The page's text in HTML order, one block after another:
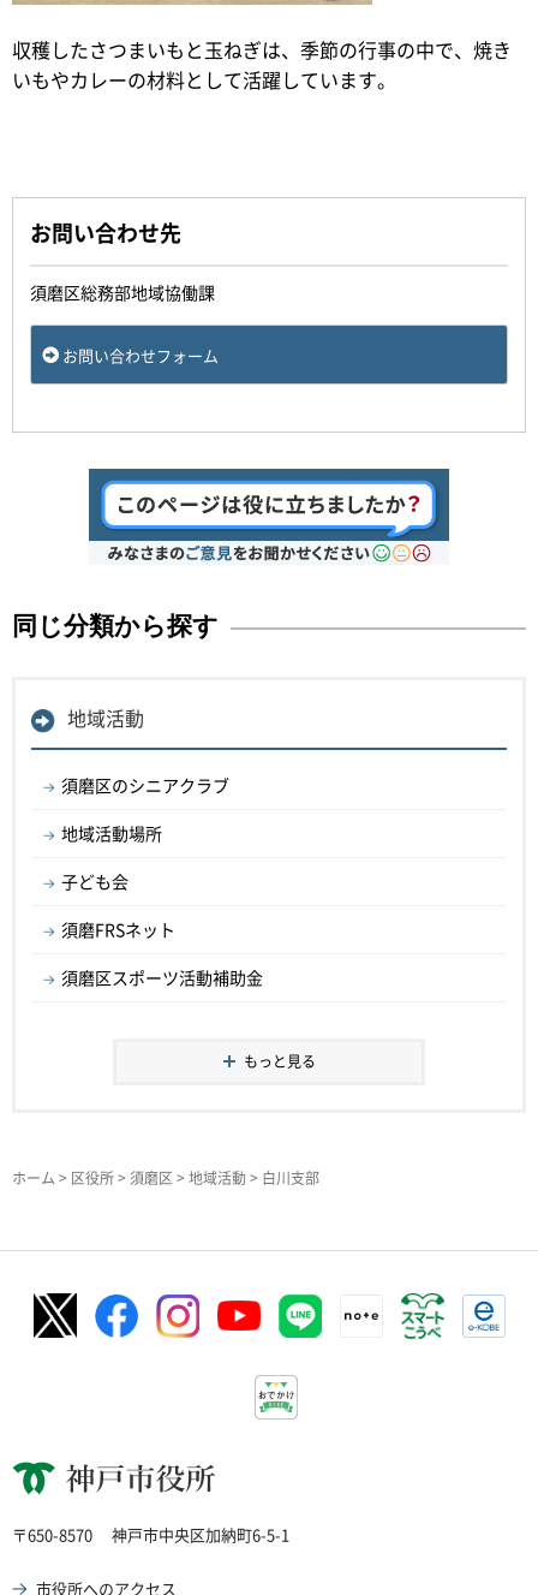
収穫したさつまいもと玉ねぎは、季節の行事の中で、焼き
いもやカレーの材料として活躍しています。
お問い合わせ先
須磨区総務部地域協働課
お問い合わせフォーム
同じ分類から探す
地域活動
須磨区のシニアクラブ
地域活動場所
子ども会
須磨FRSネット
須磨区スポーツ活動補助金
もっと見る
ホーム > 区役所> 須磨区> 地域活動> 白川支部
神戸市役所
〒650-8570 神戸市中央区加納町6-5-1
市役所へのアクセス